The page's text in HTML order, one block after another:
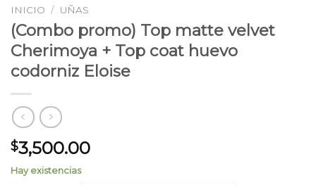
INICIO / UÑAS
(Combo promo) Top matte velvet
Cherimoya + Top coat huevo
codorniz Eloise
$3,500.00
Hay existencias